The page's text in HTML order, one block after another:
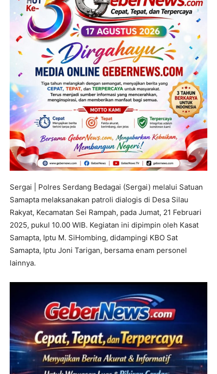
Sergai | Polres Serdang Bedagai (Sergai) melalui Satuan
Samapta melaksanakan patroli dialogis di Desa Silau
Rakyat, Kecamatan Sei Rampah, pada Jumat, 21 Februari
2025, pukul 10.00 WIB. Kegiatan ini dipimpin oleh Kasat
Samapta, Iptu M. SiHombing, didampingi KBO Sat
Samapta, Iptu Joni Tarigan, bersama enam personel
lainnya.